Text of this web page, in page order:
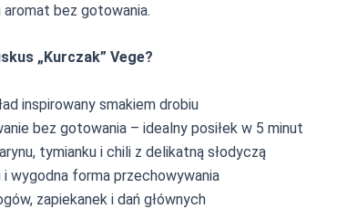
bez gotowania.
„Kurczak” Vege?
inspirowany smakiem drobiu
bez gotowania – idealny posiłek w 5 minut
tymianku i chili z delikatną słodyczą
i wygodna forma przechowywania
zapiekanek i dań głównych